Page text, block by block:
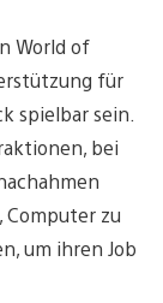
World of
für
spielbar sein.
bei
Computer zu
um ihren Job